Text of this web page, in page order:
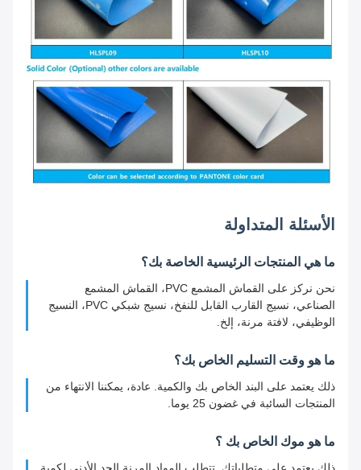
الأسئلة المتداولة
ما هي المنتجات الرئيسية الخاصة بك؟
نحن نركز على القماش المشمع PVC، القماش المشمع
الصناعي، نسيج القارب القابل للنفخ، نسيج شبكي PVC، النسيج
الوظيفي، لافتة مرنة، إلخ.
ما هو وقت التسليم الخاص بك؟
ذلك يعتمد على البند الخاص بك والكمية. عادة، يمكننا الانتهاء من
المنتجات السائبة في غضون 25 يوما.
ما هو موك الخاص بك ؟